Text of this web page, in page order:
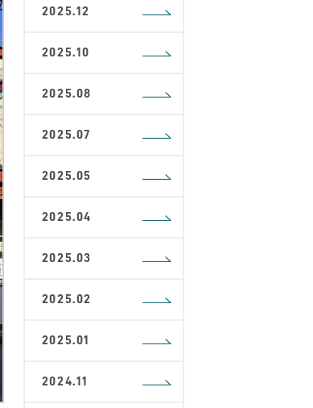
2025.12
2025.10
2025.08
2025.07
2025.05
2025.04
2025.03
2025.02
2025.01
2024.11